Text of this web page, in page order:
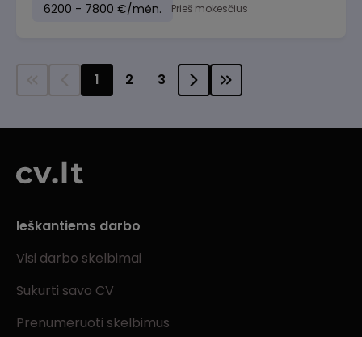
6200 - 7800 €/mėn. Prieš mokesčius
1 2 3
Ieškantiems darbo
Visi darbo skelbimai
Sukurti savo CV
Prenumeruoti skelbimus